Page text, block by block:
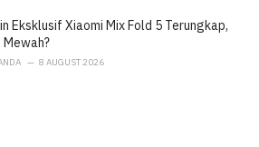
Eksklusif Xiaomi Mix Fold 5 Terungkap,
Mewah?
8 AUGUST 2026